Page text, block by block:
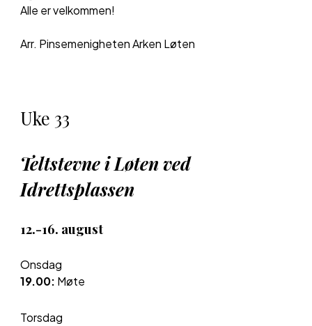
Alle er velkommen!
Arr. Pinsemenigheten Arken Løten
Uke 33
Teltstevne i Løten ved
Idrettsplassen
12.-16. august
Onsdag
19.00: Møte
Torsdag